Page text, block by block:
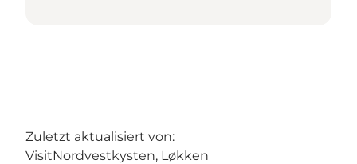
Zuletzt aktualisiert von:
VisitNordvestkysten, Løkken